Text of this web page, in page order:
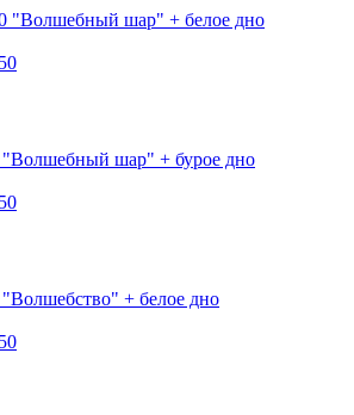
"Волшебный шар" + белое дно
шар" + бурое дно
+ белое дно